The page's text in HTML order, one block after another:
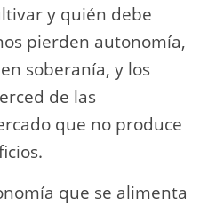
y quién debe
pierden autonomía,
soberanía, y los
de las
que no produce
que se alimenta